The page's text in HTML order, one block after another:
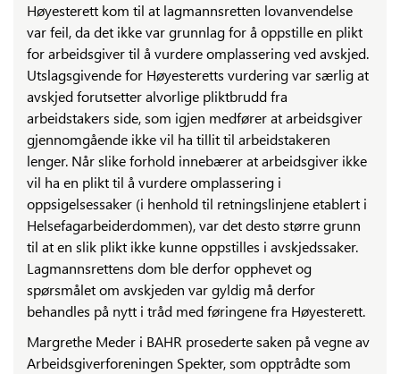
Høyesterett kom til at lagmannsretten lovanvendelse
var feil, da det ikke var grunnlag for å oppstille en plikt
for arbeidsgiver til å vurdere omplassering ved avskjed.
Utslagsgivende for Høyesteretts vurdering var særlig at
avskjed forutsetter alvorlige pliktbrudd fra
arbeidstakers side, som igjen medfører at arbeidsgiver
gjennomgående ikke vil ha tillit til arbeidstakeren
lenger. Når slike forhold innebærer at arbeidsgiver ikke
vil ha en plikt til å vurdere omplassering i
oppsigelsessaker (i henhold til retningslinjene etablert i
Helsefagarbeiderdommen), var det desto større grunn
til at en slik plikt ikke kunne oppstilles i avskjedssaker.
Lagmannsrettens dom ble derfor opphevet og
spørsmålet om avskjeden var gyldig må derfor
behandles på nytt i tråd med føringene fra Høyesterett.
Margrethe Meder i BAHR prosederte saken på vegne av
Arbeidsgiverforeningen Spekter, som opptrådte som